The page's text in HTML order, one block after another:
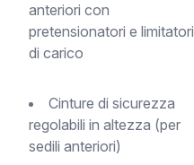
anteriori con
pretensionatori e limitatori
di carico
Cinture di sicurezza
regolabili in altezza (per
sedili anteriori)